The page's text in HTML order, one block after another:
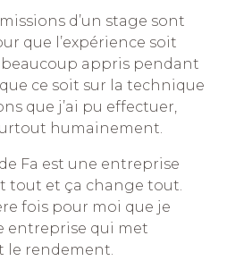
d’un stage sont
que l’expérience soit
beaucoup appris pendant
ce soit sur la technique
que j’ai pu effectuer,
humainement.
Fa est une entreprise
tout et ça change tout.
fois pour moi que je
entreprise qui met
le rendement.